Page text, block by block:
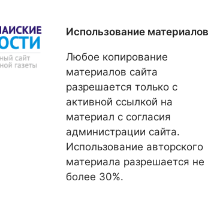
Использование материалов
Любое копирование
материалов сайта
разрешается только с
активной ссылкой на
материал с согласия
администрации сайта.
Использование авторского
материала разрешается не
более 30%.